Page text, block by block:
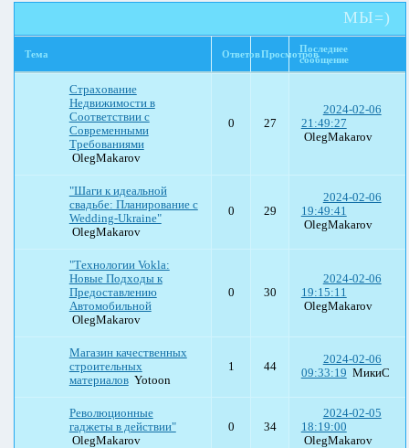
МЫ=)
Тема ОтветовПросмотровПоследнее
сообщение
Страхование
Недвижимости в
Соответствии с
Современными
Требованиями
OlegMakarov
0 27
2024-02-06
21:49:27
OlegMakarov
"Шаги к идеальной
свадьбе: Планирование с
Wedding-Ukraine"
OlegMakarov
0 29
2024-02-06
19:49:41
OlegMakarov
"Технологии Vokla:
Новые Подходы к
Предоставлению
Автомобильной
OlegMakarov
0 30
2024-02-06
19:15:11
OlegMakarov
Магазин качественных
строительных
материалов Yotoon
1 44
2024-02-06
09:33:19 МикиС
Революционные
гаджеты в действии"
OlegMakarov
0 34
2024-02-05
18:19:00
OlegMakarov